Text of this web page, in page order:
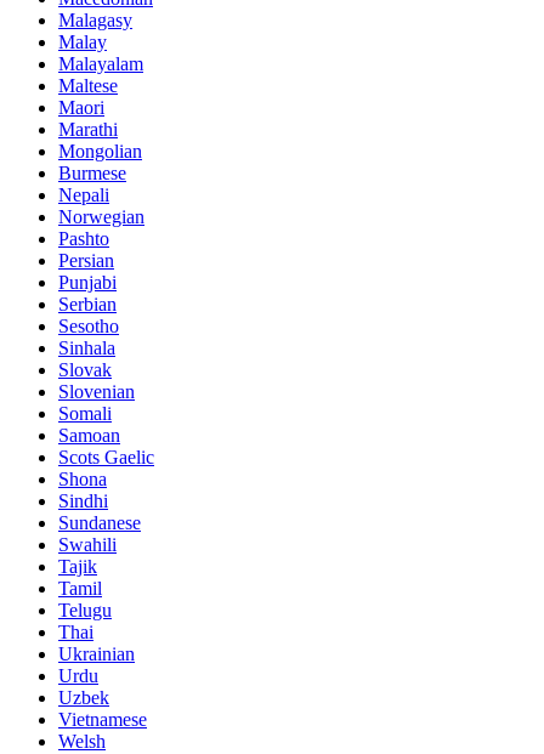
Malagasy
Malay
Malayalam
Maltese
Maori
Marathi
Mongolian
Burmese
Nepali
Norwegian
Pashto
Persian
Punjabi
Serbian
Sesotho
Sinhala
Slovak
Slovenian
Somali
Samoan
Scots Gaelic
Shona
Sindhi
Sundanese
Swahili
Tajik
Tamil
Telugu
Thai
Ukrainian
Urdu
Uzbek
Vietnamese
Welsh